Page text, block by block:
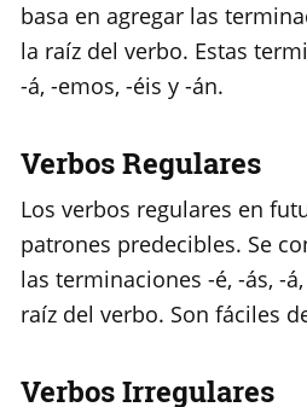
basa en agregar las
la raíz del verbo. Estas
-á, -emos, -éis y -án.
Verbos Regulares
Los verbos regulares en
patrones predecibles. Se
las terminaciones -é, -ás, -
raíz del verbo. Son fáciles
Verbos Irregulares